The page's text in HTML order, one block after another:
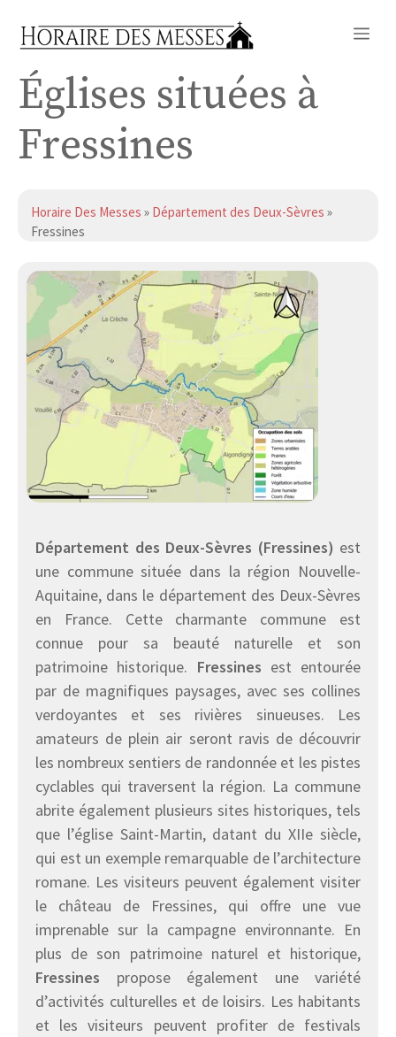
Églises situées à
Fressines
Horaire Des Messes » Département des Deux-Sèvres »
Fressines
Département des Deux-Sèvres (Fressines) est
une commune située dans la région Nouvelle-
Aquitaine, dans le département des Deux-Sèvres
en France. Cette charmante commune est
connue pour sa beauté naturelle et son
patrimoine historique. Fressines est entourée
par de magnifiques paysages, avec ses collines
verdoyantes et ses rivières sinueuses. Les
amateurs de plein air seront ravis de découvrir
les nombreux sentiers de randonnée et les pistes
cyclables qui traversent la région. La commune
abrite également plusieurs sites historiques, tels
que l’église Saint-Martin, datant du XIIe siècle,
qui est un exemple remarquable de l’architecture
romane. Les visiteurs peuvent également visiter
le château de Fressines, qui offre une vue
imprenable sur la campagne environnante. En
plus de son patrimoine naturel et historique,
Fressines propose également une variété
d’activités culturelles et de loisirs. Les habitants
et les visiteurs peuvent profiter de festivals